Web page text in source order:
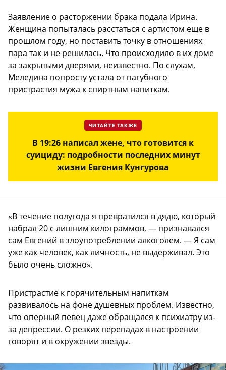
Заявление о расторжении брака подала Ирина.
Женщина попыталась расстаться с артистом еще в
прошлом году, но поставить точку в отношениях
пара так и не решилась. Что происходило в их доме
за закрытыми дверями, неизвестно. По слухам,
Меледина попросту устала от пагубного
пристрастия мужа к спиртным напиткам.
ЧИТАЙТЕ ТАКЖЕ
В 19:26 написал жене, что готовится к
суициду: подробности последних минут
жизни Евгения Кунгурова
«В течение полугода я превратился в дядю, который
набрал 20 с лишним килограммов, — признавался
сам Евгений в злоупотреблении алкоголем. — Я сам
уже как человек, как личность, не выдерживал. Это
было очень сложно».
Пристрастие к горячительным напиткам
развивалось на фоне душевных проблем. Известно,
что оперный певец даже обращался к психиатру из-
за депрессии. О резких перепадах в настроении
говорят и в окружении звезды.